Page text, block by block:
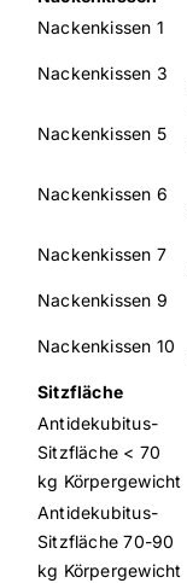
Nackenkissen 1
Nackenkissen 3
Nackenkissen 5
Nackenkissen 6
Nackenkissen 7
Nackenkissen 9
Nackenkissen 10
Sitzfläche
Antidekubitus-
Sitzfläche < 70
kg Körpergewicht
Antidekubitus-
Sitzfläche 70-90
kg Körpergewicht